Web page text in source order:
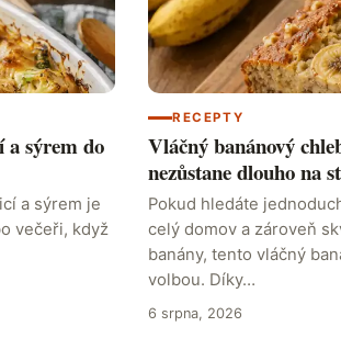
a sýrem do
a sýrem je
večeři, když
RECEPTY
Vláčný banánový
nezůstane dlouho na
Pokud hledáte
celý domov a zároveň
banány, tento vláčný
volbou. Díky…
6 srpna, 2026